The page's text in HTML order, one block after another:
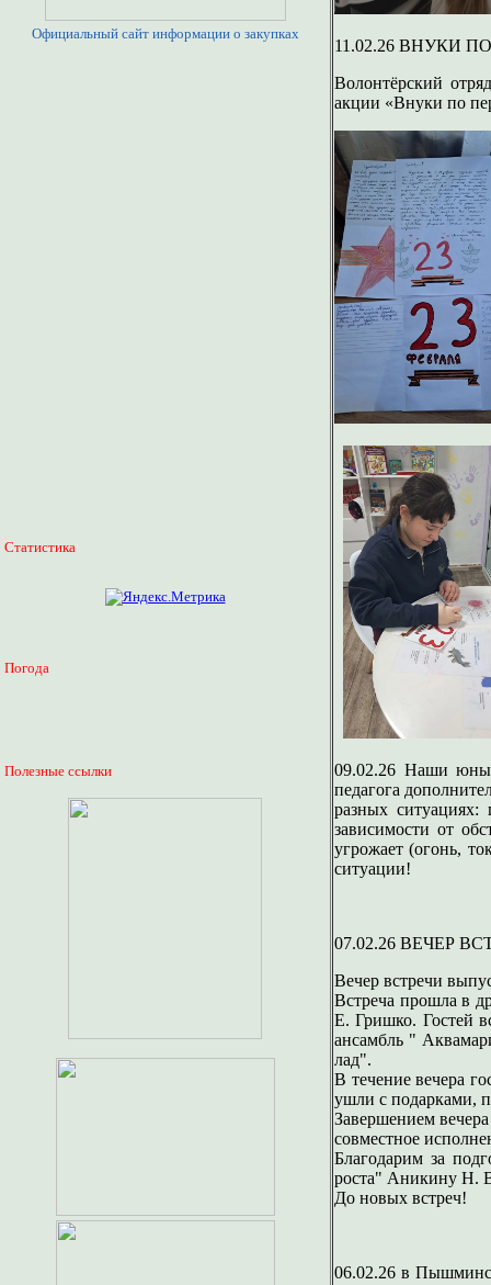
Официальный сайт информации о закупках
Статистика
Погода
Полезные ссылки
11.02.26 ВНУКИ
Волонтёрский
акции «Внуки по
09.02.26 Наши
педагога
разных ситуациях:
зависимости от
угрожает (огонь,
ситуации!
07.02.26 ВЕЧЕР
Вечер встречи
Встреча прошла в
Е. Гришко. Гостей
ансамбль "
лад".
В течение вечера
ушли с подарками,
Завершением вечера
совместное
Благодарим за
роста" Аникину Н.
До новых встреч!
06.02.26 в